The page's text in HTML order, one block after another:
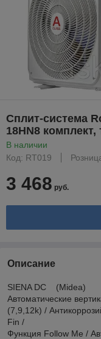
Сплит-система
18HN8
В наличии
Код: RT019
3 468 руб.
Описание
SIENA DC (Midea)
Автоматические
(7,9,12k) /
Fin /
Функция Follow Me /